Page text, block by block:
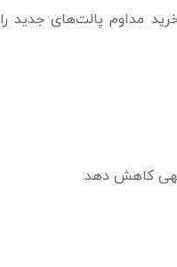
مداوم پالت‌های جدید را
کاهش دهد.